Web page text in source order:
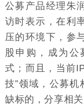
公募产品经理朱
访时表示，在利
压的环境下，参
股申购，成为公
式；而且，当前
技”领域，公募机
缺标的，分享相关